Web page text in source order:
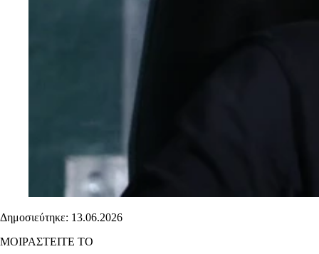
Δημοσιεύτηκε: 13.06.2026
ΜΟΙΡΑΣΤΕΙΤΕ ΤΟ